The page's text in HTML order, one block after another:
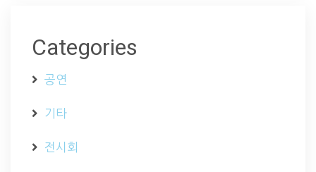
Categories
공연
기타
전시회